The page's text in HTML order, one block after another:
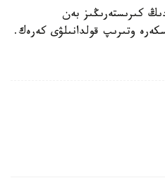
كىرىستەرىڭىز بەن
وتىرىپ قولدانىلۋى كەرەك.